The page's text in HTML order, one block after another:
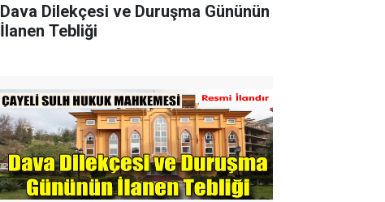
Dava Dilekçesi ve Duruşma Gününün
İlanen Tebliği